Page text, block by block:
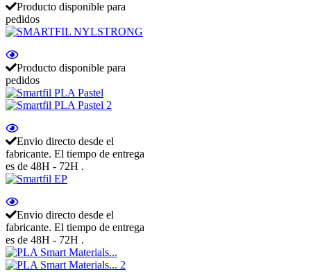
Producto disponible para
pedidos
Producto disponible para
pedidos
Envio directo desde el
fabricante. El tiempo de entrega
es de 48H - 72H .
Envio directo desde el
fabricante. El tiempo de entrega
es de 48H - 72H .